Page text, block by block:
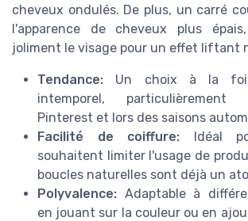
cheveux ondulés. De plus, un carré
l'apparence de cheveux plus
joliment le visage pour un effet liftant
Tendance: Un choix à la
intemporel,
Pinterest et lors des saisons
Facilité de coiffure: Idéal
souhaitent limiter l'usage de
boucles naturelles sont déjà un
Polyvalence: Adaptable à
en jouant sur la couleur ou en